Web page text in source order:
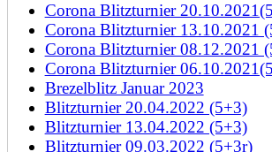
Corona Blitzturnier
Corona Blitzturnier 13.10.2021
Corona Blitzturnier 08.12.2021
Corona Blitzturnier
Brezelblitz Januar 2023
Blitzturnier 20.04.2022 (5+3)
Blitzturnier 13.04.2022 (5+3)
Blitzturnier 09.03.2022 (5+3r)